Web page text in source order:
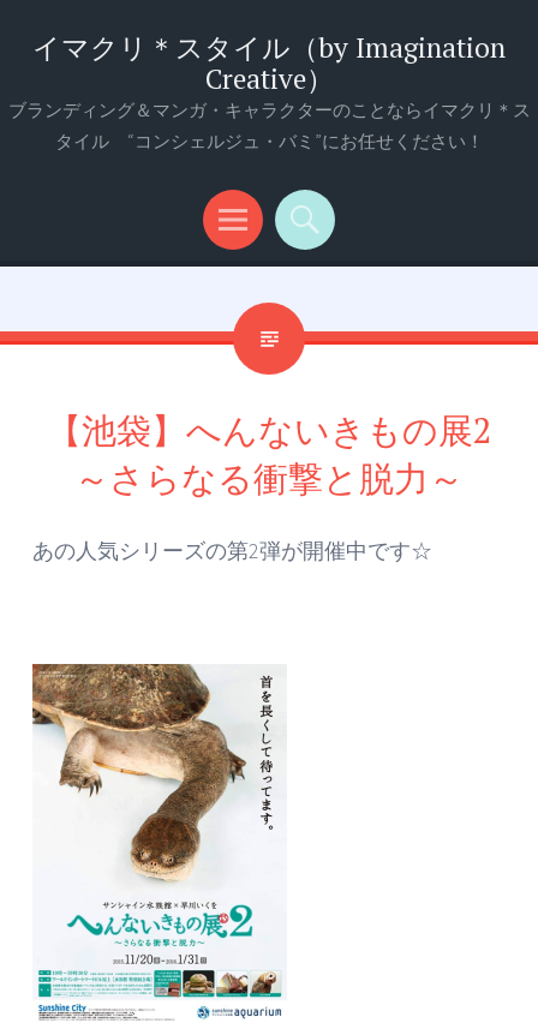
イマクリ＊スタイル（by Imagination
Creative）
ブランディング＆マンガ・キャラクターのことならイマクリ＊ス
タイル “コンシェルジュ・バミ”にお任せください！
メ
ュ
検
【池袋】へんないきもの展2
～さらなる衝撃と脱力～
あの人気シリーズの第2弾が開催中です☆